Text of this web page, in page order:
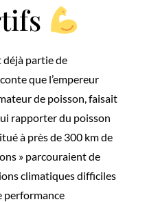
déjà partie de
que l’empereur
de poisson, faisait
rapporter du poisson
à près de 300 km de
» parcouraient de
climatiques difficiles
performance